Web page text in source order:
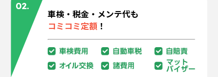
02.
車検・税金・メンテ代も
コミコミ定額 ！